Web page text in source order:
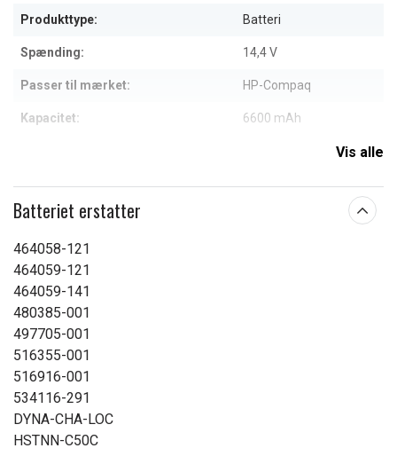
Produkttype: Batteri
Spænding: 14,4 V
Passer til mærket: HP-Compaq
Kapacitet: 6600 mAh
Vis alle
Batteriet erstatter
464058-121
464059-121
464059-141
480385-001
497705-001
516355-001
516916-001
534116-291
DYNA-CHA-LOC
HSTNN-C50C